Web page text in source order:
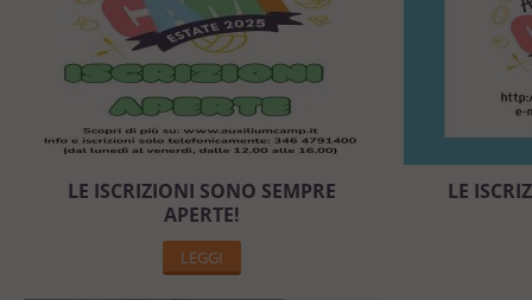
LE ISCRIZIONI SONO SEMPRE
APERTE!
LEGGI
LE